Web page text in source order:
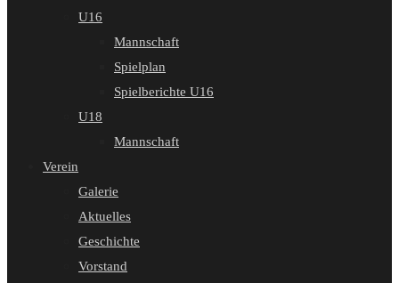
U16
Mannschaft
Spielplan
Spielberichte U16
U18
Mannschaft
Verein
Galerie
Aktuelles
Geschichte
Vorstand